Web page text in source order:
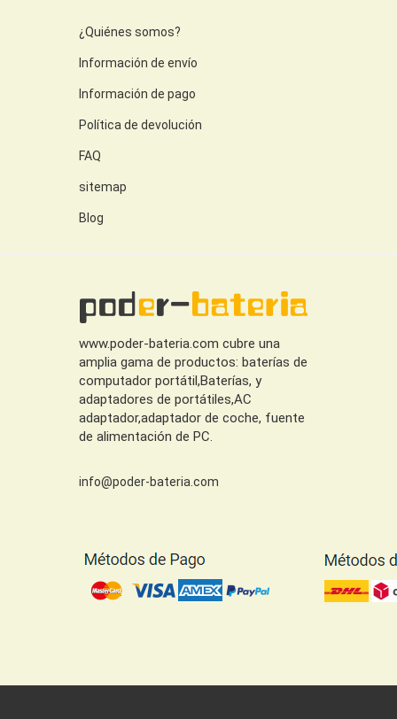
¿Quiénes somos?
Información de envío
Información de pago
Política de devolución
FAQ
sitemap
Blog
www.poder-bateria.com cubre una
amplia gama de productos: baterías de
computador portátil,Baterías, y
adaptadores de portátiles,AC
adaptador,adaptador de coche, fuente
de alimentación de PC.
info@poder-bateria.com